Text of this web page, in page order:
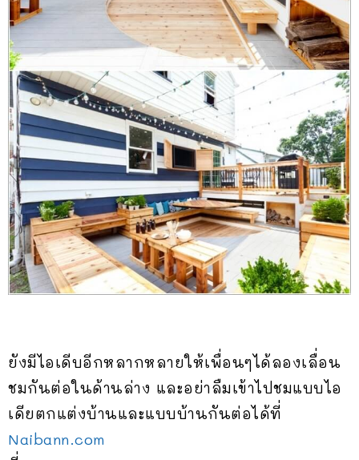
ยังมีไอเดีบอีกหลากหลายให้เพื่อนๆได้ลองเลื่อน
ชมกันต่อในด้านล่าง และอย่าลืมเข้าไปชมแบบไอ
เดียตกแต่งบ้านและแบบบ้านกันต่อได้ที่
Naibann.com